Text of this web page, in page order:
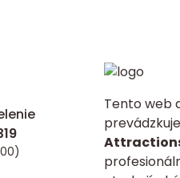
Tento web